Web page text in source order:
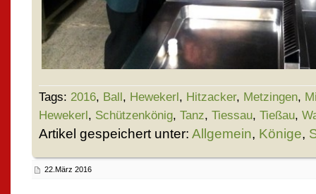
Tags: 2016, Ball, Hewekerl, Hitzacker, Metzingen,
Hewekerl, Schützenkönig, Tanz, Tiessau, Tießau,
Artikel gespeichert unter: Allgemein, Könige,
22.März 2016